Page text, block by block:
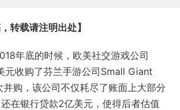
转载请注明出处】
年底的时候，欧美社交游戏公司
元收购了芬兰手游公司Small Giant
购，该公司不仅耗尽了账面上大部分
在银行贷款2亿美元，使得后者估值